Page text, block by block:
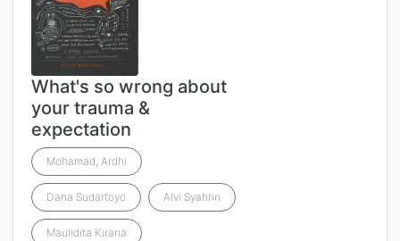
What's so wrong about
your trauma &
expectation
Mohamad, Ardhi
Dana Sudartoyo Alvi Syahrin
Maulidita Kirana